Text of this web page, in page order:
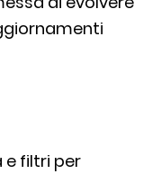
e filtri per